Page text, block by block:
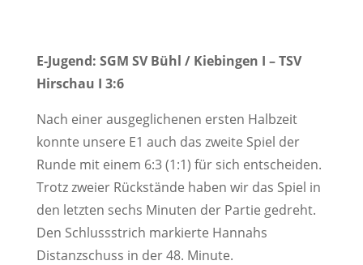
E-Jugend: SGM SV Bühl / Kiebingen I – TSV
Hirschau I 3:6
Nach einer ausgeglichenen ersten Halbzeit
konnte unsere E1 auch das zweite Spiel der
Runde mit einem 6:3 (1:1) für sich entscheiden.
Trotz zweier Rückstände haben wir das Spiel in
den letzten sechs Minuten der Partie gedreht.
Den Schlussstrich markierte Hannahs
Distanzschuss in der 48. Minute.